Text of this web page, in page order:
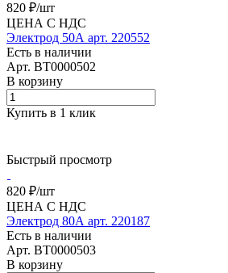
820 ₽/шт
ЦЕНА С НДС
Электрод 50А арт. 220552
Есть в наличии
Арт. BT0000502
В корзину
Купить в 1 клик
Быстрый просмотр
820 ₽/шт
ЦЕНА С НДС
Электрод 80А арт. 220187
Есть в наличии
Арт. BT0000503
В корзину